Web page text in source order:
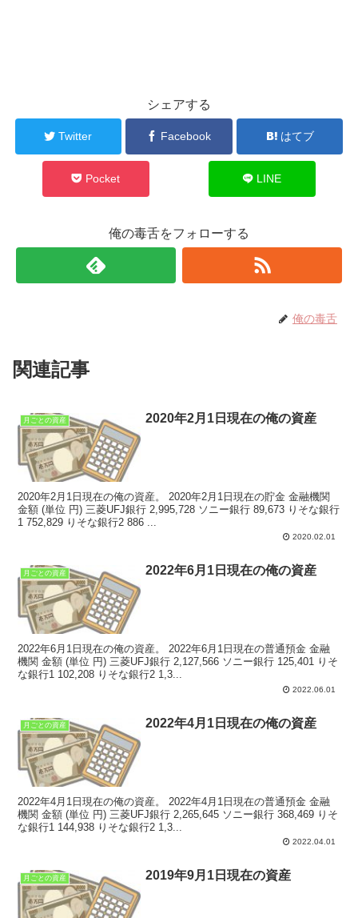
シェアする
Twitter Facebook はてブ
Pocket LINE
俺の毒舌をフォローする
俺の毒舌
関連記事
月ごとの資産 2020年2月1日現在の俺の資産
2020年2月1日現在の俺の資産。 2020年2月1日現在の貯金 金融機関
金額 (単位 円) 三菱UFJ銀行 2,995,728 ソニー銀行 89,673 りそな銀行
1 752,829 りそな銀行2 886 ...
2020.02.01
月ごとの資産 2022年6月1日現在の俺の資産
2022年6月1日現在の俺の資産。 2022年6月1日現在の普通預金 金融
機関 金額 (単位 円) 三菱UFJ銀行 2,127,566 ソニー銀行 125,401 りそ
な銀行1 102,208 りそな銀行2 1,3...
2022.06.01
月ごとの資産 2022年4月1日現在の俺の資産
2022年4月1日現在の俺の資産。 2022年4月1日現在の普通預金 金融
機関 金額 (単位 円) 三菱UFJ銀行 2,265,645 ソニー銀行 368,469 りそ
な銀行1 144,938 りそな銀行2 1,3...
2022.04.01
月ごとの資産 2019年9月1日現在の資産